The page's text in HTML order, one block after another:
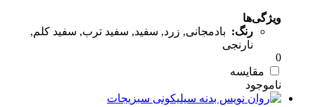
ویژگی‌ها
رنگ: بادمجانی, زرد, سفید, سفید ترب, سفید کلم,
نارنجی
0
مقایسه